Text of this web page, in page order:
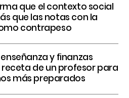
que el contexto social
que las notas con la
contrapeso
y finanzas
receta de un profesor para
más preparados